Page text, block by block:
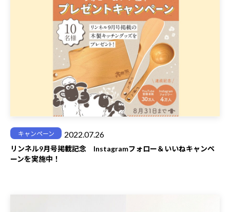
キャンペーン 2022.07.26
リンネル9月号掲載記念 Instagramフォロー＆いいねキャンペ
ーンを実施中！